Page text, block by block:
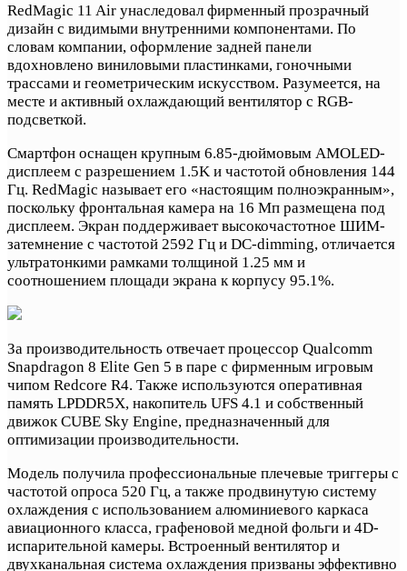
RedMagic 11 Air унаследовал фирменный прозрачный
дизайн с видимыми внутренними компонентами. По
словам компании, оформление задней панели
вдохновлено виниловыми пластинками, гоночными
трассами и геометрическим искусством. Разумеется, на
месте и активный охлаждающий вентилятор с RGB-
подсветкой.
Смартфон оснащен крупным 6.85-дюймовым AMOLED-
дисплеем с разрешением 1.5K и частотой обновления 144
Гц. RedMagic называет его «настоящим полноэкранным»,
поскольку фронтальная камера на 16 Мп размещена под
дисплеем. Экран поддерживает высокочастотное ШИМ-
затемнение с частотой 2592 Гц и DC-dimming, отличается
ультратонкими рамками толщиной 1.25 мм и
соотношением площади экрана к корпусу 95.1%.
За производительность отвечает процессор Qualcomm
Snapdragon 8 Elite Gen 5 в паре с фирменным игровым
чипом Redcore R4. Также используются оперативная
память LPDDR5X, накопитель UFS 4.1 и собственный
движок CUBE Sky Engine, предназначенный для
оптимизации производительности.
Модель получила профессиональные плечевые триггеры с
частотой опроса 520 Гц, а также продвинутую систему
охлаждения с использованием алюминиевого каркаса
авиационного класса, графеновой медной фольги и 4D-
испарительной камеры. Встроенный вентилятор и
двухканальная система охлаждения призваны эффективно